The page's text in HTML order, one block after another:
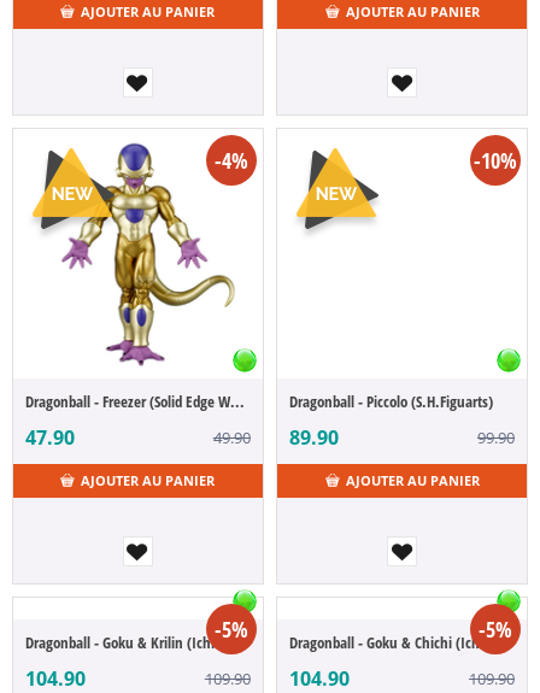
AJOUTER AU PANIER AJOUTER AU PANIER
-4%
Dragonball - Freezer (Solid Edge Works)
47.90 49.90
AJOUTER AU PANIER
-10%
Dragonball - Piccolo (S.H.Figuarts)
89.90 99.90
AJOUTER AU PANIER
-5%
Dragonball - Goku & Krilin (Ichibansho)
104.90 109.90
-5%
Dragonball - Goku & Chichi (Ichibansho)
104.90 109.90